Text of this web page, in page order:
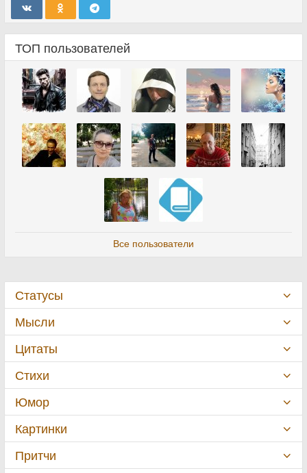
ТОП пользователей
Все пользователи
Статусы
Мысли
Цитаты
Стихи
Юмор
Картинки
Притчи